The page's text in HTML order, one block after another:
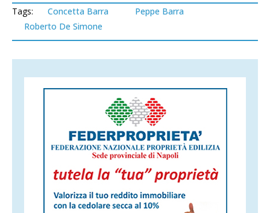
Tags: Concetta Barra
Peppe Barra
Roberto De Simone